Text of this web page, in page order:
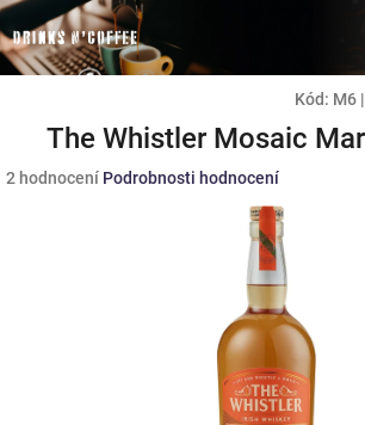
Přejít
na
obsah
Kód: M6 |
The Whistler Mosaic
Průměrné
2 hodnocení Podrobnosti hodnocení